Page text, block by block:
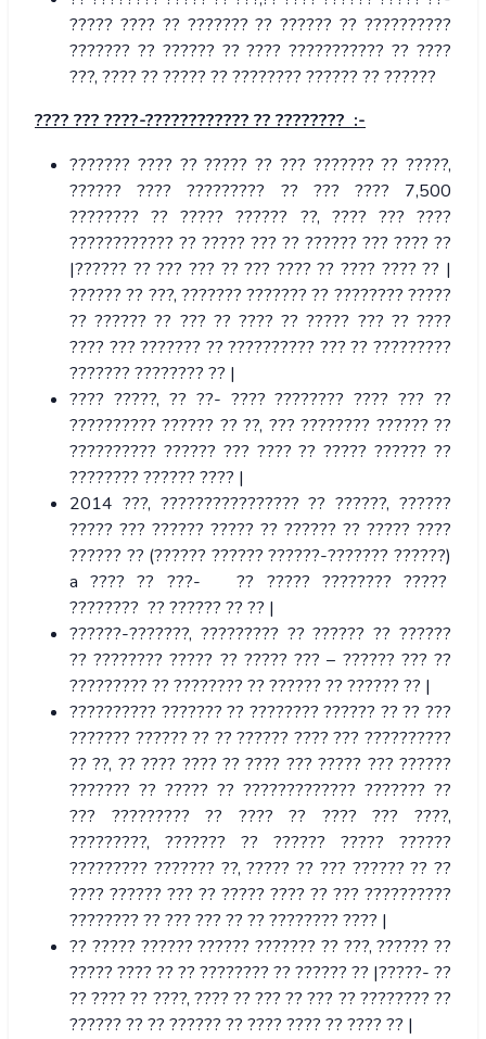
????? ???? ?? ??????? ?? ?????? ?? ??????????
??????? ?? ?????? ?? ???? ??????????? ?? ????
???, ???? ?? ????? ?? ???????? ?????? ?? ??????
???? ??? ????-???????????? ?? ???????? :-
??????? ???? ?? ????? ?? ??? ??????? ?? ?????,
?????? ???? ????????? ?? ??? ???? 7,500
???????? ?? ????? ?????? ??, ???? ??? ????
???????????? ?? ????? ??? ?? ?????? ??? ???? ??
|?????? ?? ??? ??? ?? ??? ???? ?? ???? ???? ?? |
?????? ?? ???, ??????? ??????? ?? ???????? ?????
?? ?????? ?? ??? ?? ???? ?? ????? ??? ?? ????
???? ??? ??????? ?? ?????????? ??? ?? ?????????
??????? ???????? ?? |
???? ?????, ?? ??- ???? ???????? ???? ??? ??
?????????? ?????? ?? ??, ??? ???????? ?????? ??
?????????? ?????? ??? ???? ?? ????? ?????? ??
???????? ?????? ???? |
2014 ???, ???????????????? ?? ??????, ??????
????? ??? ?????? ????? ?? ?????? ?? ????? ????
?????? ?? (?????? ?????? ??????-??????? ??????)
a ???? ?? ???- ?? ????? ???????? ?????
???????? ?? ?????? ?? ?? |
??????-???????, ????????? ?? ?????? ?? ??????
?? ???????? ????? ?? ????? ??? – ?????? ??? ??
????????? ?? ???????? ?? ?????? ?? ?????? ?? |
?????????? ??????? ?? ???????? ?????? ?? ?? ???
??????? ?????? ?? ?? ?????? ???? ??? ??????????
?? ??, ?? ???? ???? ?? ???? ??? ????? ??? ??????
??????? ?? ????? ?? ????????????? ??????? ??
??? ????????? ?? ???? ?? ???? ??? ????,
?????????, ??????? ?? ?????? ????? ??????
????????? ??????? ??, ????? ?? ??? ?????? ?? ??
???? ?????? ??? ?? ????? ???? ?? ??? ??????????
???????? ?? ??? ??? ?? ?? ???????? ???? |
?? ????? ?????? ?????? ??????? ?? ???, ?????? ??
????? ???? ?? ?? ???????? ?? ?????? ?? |?????- ??
?? ???? ?? ????, ???? ?? ??? ?? ??? ?? ???????? ??
?????? ?? ?? ?????? ?? ???? ???? ?? ???? ?? |